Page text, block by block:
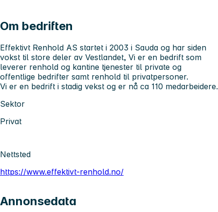
Om bedriften
Effektivt Renhold AS startet i 2003 i Sauda og har siden
vokst til store deler av Vestlandet, Vi er en bedrift som
leverer renhold og kantine tjenester til private og
offentlige bedrifter samt renhold til privatpersoner.
Vi er en bedrift i stadig vekst og er nå ca 110 medarbeidere.
Sektor
Privat
Nettsted
https://www.effektivt-renhold.no/
Annonsedata